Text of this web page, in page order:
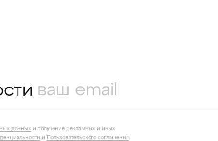
данных и получение рекламных и иных
и Пользовательского соглашения